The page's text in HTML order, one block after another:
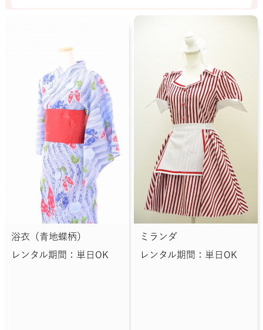
浴衣（青地蝶柄）
レンタル期間：単日OK
ミランダ
レンタル期間：単日OK